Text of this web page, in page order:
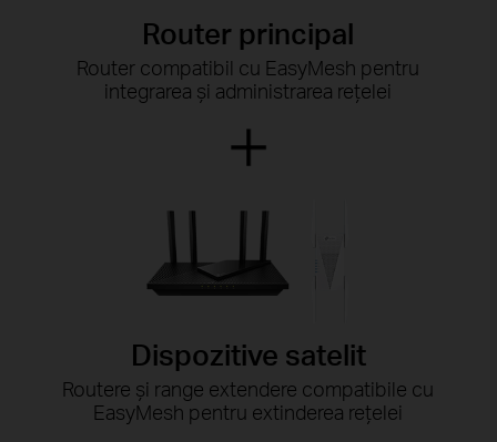
Router principal
Router compatibil cu EasyMesh pentru
integrarea și administrarea rețelei
Dispozitive satelit
Routere și range extendere compatibile cu
EasyMesh pentru extinderea rețelei